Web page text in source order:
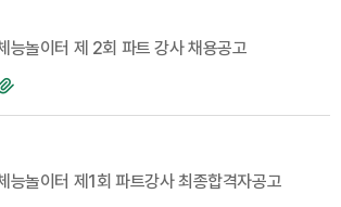
놀이터 제 2회 파트 강사 채용공고
놀이터 제1회 파트강사 최종합격자공고